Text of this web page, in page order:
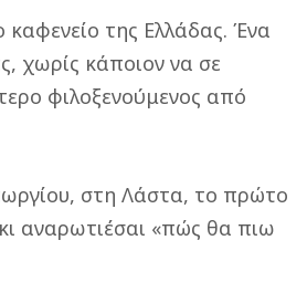
καφενείο της Ελλάδας. Ένα
χωρίς κάποιον να σε
φιλοξενούμενος από
στη Λάστα, το πρώτο
αναρωτιέσαι «πώς θα πιω